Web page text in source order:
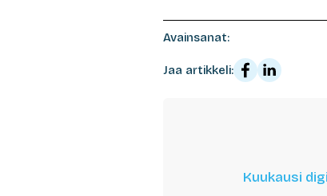
Avainsanat:
Jaa artikkeli:
Kuukausi